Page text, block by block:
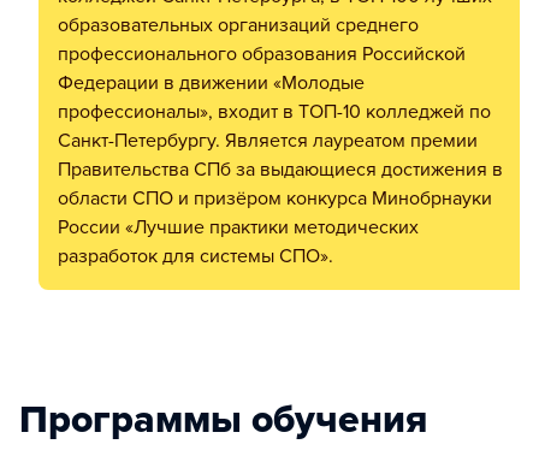
образовательных организаций среднего
профессионального образования Российской
Федерации в движении «Молодые
профессионалы», входит в ТОП-10 колледжей по
Санкт-Петербургу. Является лауреатом премии
Правительства СПб за выдающиеся достижения в
области СПО и призёром конкурса Минобрнауки
России «Лучшие практики методических
разработок для системы СПО».
Программы обучения